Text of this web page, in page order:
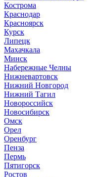
Кострома
Краснодар
Красноярск
Курск
Липецк
Махачкала
Минск
Набережные Челны
Нижневартовск
Нижний Новгород
Нижний Тагил
Новороссийск
Новосибирск
Омск
Орел
Оренбург
Пенза
Пермь
Пятигорск
Ростов